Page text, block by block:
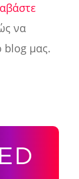
να
blog μας.